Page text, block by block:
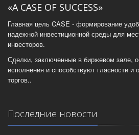
«A CASE OF SUCCESS»
Главная цель CASE - формирование
надежной инвестиционной среды для
инвесторов.
Сделки, заключенные в биржевом зале,
исполнения и способствуют гласности и
торгов..
Последние новости